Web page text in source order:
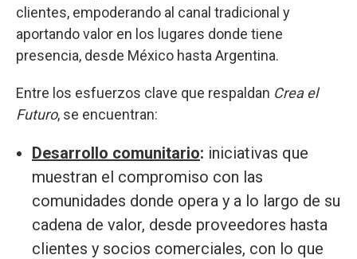
clientes, empoderando al canal tradicional y
aportando valor en los lugares donde tiene
presencia, desde México hasta Argentina.
Entre los esfuerzos clave que respaldan Crea el
Futuro, se encuentran:
Desarrollo comunitario: iniciativas que
muestran el compromiso con las
comunidades donde opera y a lo largo de su
cadena de valor, desde proveedores hasta
clientes y socios comerciales, con lo que